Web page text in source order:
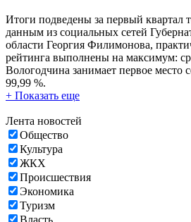
Итоги подведены за первый квартал
данным из социальных сетей
области Георгия Филимонова,
рейтинга выполнены на максимум:
Вологодчина занимает первое место
99,99 %.
+ Показать еще
Лента новостей
Общество
Культура
ЖКХ
Происшествия
Экономика
Туризм
Власть